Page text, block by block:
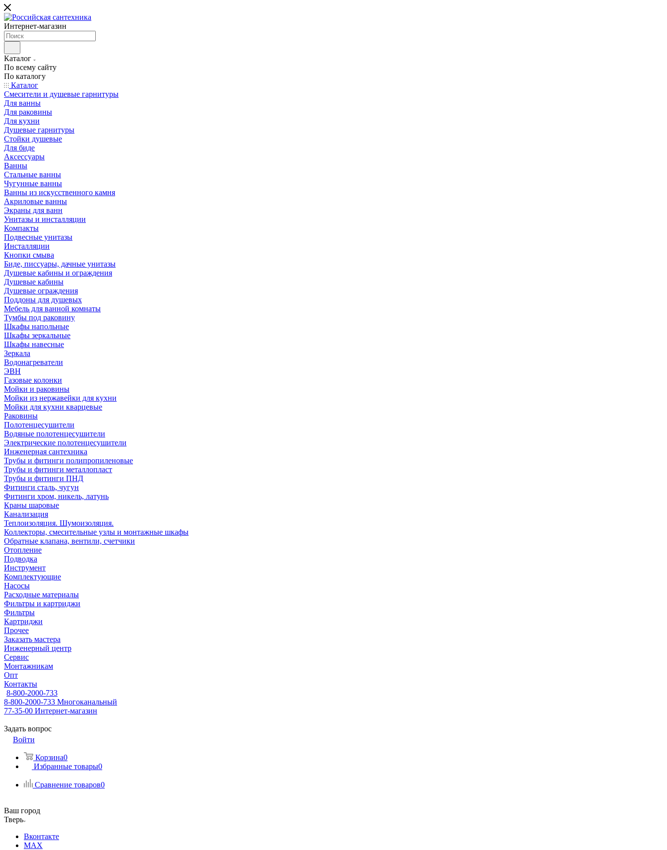
Интернет-магазин
Каталог
По всему сайту
По каталогу
Каталог
Смесители и душевые гарнитуры
Для ванны
Для раковины
Для кухни
Душевые гарнитуры
Стойки душевые
Для биде
Аксессуары
Ванны
Стальные ванны
Чугунные ванны
Ванны из искусственного камня
Акриловые ванны
Экраны для ванн
Унитазы и инсталляции
Компакты
Подвесные унитазы
Инсталляции
Кнопки смыва
Биде, писсуары, дачные унитазы
Душевые кабины и ограждения
Душевые кабины
Душевые ограждения
Поддоны для душевых
Мебель для ванной комнаты
Тумбы под раковину
Шкафы напольные
Шкафы зеркальные
Шкафы навесные
Зеркала
Водонагреватели
ЭВН
Газовые колонки
Мойки и раковины
Мойки из нержавейки для кухни
Мойки для кухни кварцевые
Раковины
Полотенцесушители
Водяные полотенцесушители
Электрические полотенцесушители
Инженерная сантехника
Трубы и фитинги полипропиленовые
Трубы и фитинги металлопласт
Трубы и фитинги ПНД
Фитинги сталь, чугун
Фитинги хром, никель, латунь
Краны шаровые
Канализация
Теплоизоляция. Шумоизоляция.
Коллекторы, смесительные узлы и монтажные шкафы
Обратные клапана, вентили, счетчики
Отопление
Подводка
Инструмент
Комплектующие
Насосы
Расходные материалы
Фильтры и картриджи
Фильтры
Картриджи
Прочее
Заказать мастера
Инженерный центр
Сервис
Монтажникам
Опт
Контакты
8-800-2000-733
8-800-2000-733 Многоканальный
77-35-00 Интернет-магазин
Задать вопрос
Войти
Корзина0
Избранные товары0
Сравнение товаров0
Ваш город
Тверь
Вконтакте
MAX